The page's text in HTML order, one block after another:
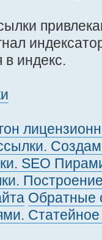
в индекс.
SEO
Обратные